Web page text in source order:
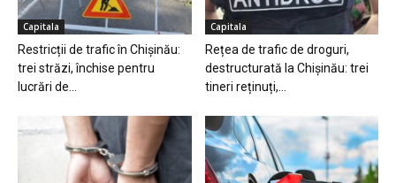
Capitala
Restricții de trafic în Chișinău:
trei străzi, închise pentru
lucrări de...
Capitala
Rețea de trafic de droguri,
destructurată la Chișinău: trei
tineri reținuți,...